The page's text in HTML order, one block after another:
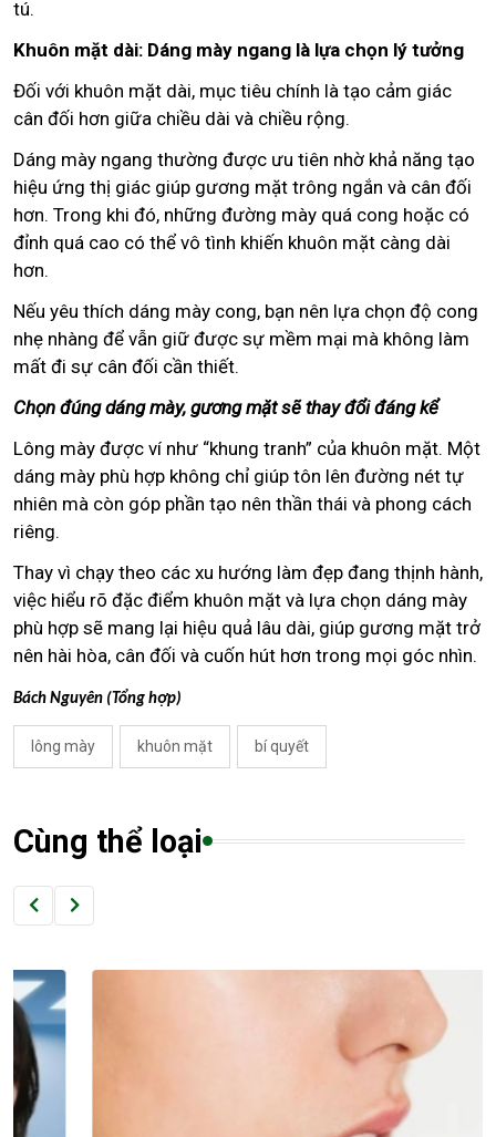
tú.
Khuôn mặt dài: Dáng mày ngang là lựa chọn lý tưởng
Đối với khuôn mặt dài, mục tiêu chính là tạo cảm giác
cân đối hơn giữa chiều dài và chiều rộng.
Dáng mày ngang thường được ưu tiên nhờ khả năng tạo
hiệu ứng thị giác giúp gương mặt trông ngắn và cân đối
hơn. Trong khi đó, những đường mày quá cong hoặc có
đỉnh quá cao có thể vô tình khiến khuôn mặt càng dài
hơn.
Nếu yêu thích dáng mày cong, bạn nên lựa chọn độ cong
nhẹ nhàng để vẫn giữ được sự mềm mại mà không làm
mất đi sự cân đối cần thiết.
Chọn đúng dáng mày, gương mặt sẽ thay đổi đáng kể
Lông mày được ví như “khung tranh” của khuôn mặt. Một
dáng mày phù hợp không chỉ giúp tôn lên đường nét tự
nhiên mà còn góp phần tạo nên thần thái và phong cách
riêng.
Thay vì chạy theo các xu hướng làm đẹp đang thịnh hành,
việc hiểu rõ đặc điểm khuôn mặt và lựa chọn dáng mày
phù hợp sẽ mang lại hiệu quả lâu dài, giúp gương mặt trở
nên hài hòa, cân đối và cuốn hút hơn trong mọi góc nhìn.
Bách Nguyên (Tổng hợp)
lông mày khuôn mặt bí quyết
Cùng thể loại